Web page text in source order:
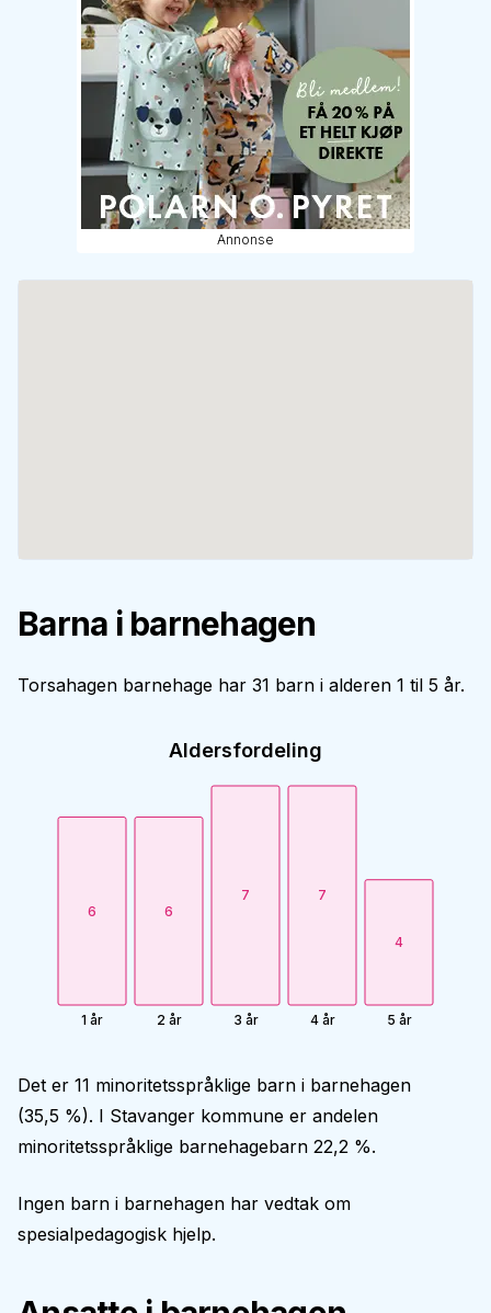
Annonse
Barna i barnehagen
Torsahagen barnehage har 31 barn i alderen 1 til 5 år.
Aldersfordeling
6
1 år
6
2 år
7
3 år
7
4 år
4
5 år
Det er 11 minoritetsspråklige barn i barnehagen
(35,5 %). I Stavanger kommune er andelen
minoritetsspråklige barnehagebarn 22,2 %.
Ingen barn i barnehagen har vedtak om
spesialpedagogisk hjelp.